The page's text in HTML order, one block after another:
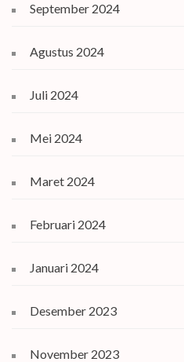
September 2024
Agustus 2024
Juli 2024
Mei 2024
Maret 2024
Februari 2024
Januari 2024
Desember 2023
November 2023